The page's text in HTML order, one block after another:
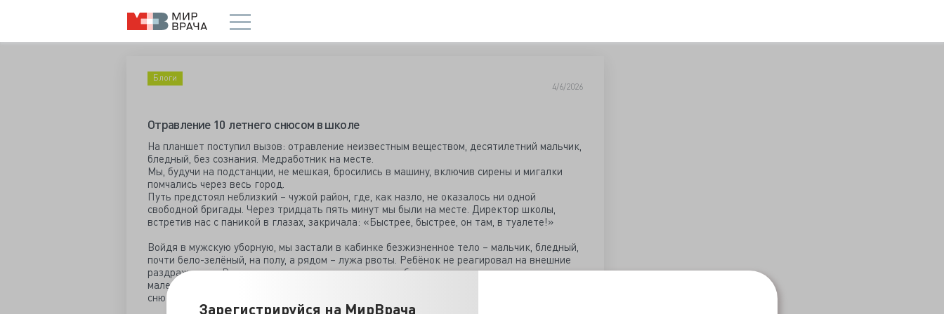
Зарегистрируйся на МирВрача
Блоги
4/6/2026
Отравление 10 летнего снюсом в школе
На планшет поступил вызов: отравление неизвестным веществом, десятилетний мальчик,
бледный, без сознания. Медработник на месте.
Мы, будучи на подстанции, не мешкая, бросились в машину, включив сирены и мигалки
помчались через весь город.
Путь предстоял неблизкий – чужой район, где, как назло, не оказалось ни одной
свободной бригады. Через тридцать пять минут мы были на месте. Директор школы,
встретив нас с паникой в глазах, закричала: «Быстрее, быстрее, он там, в туалете!»
Войдя в мужскую уборную, мы застали в кабинке безжизненное тело – мальчик, бледный,
почти бело-зелёный, на полу, а рядом – лужа рвоты. Ребёнок не реагировал на внешние
раздражители. Реаниматолог, приступив к осмотру, обнаружил под корнем языка два
маленьких, коричневых, пакетика с, казалось бы,очень похожим на никотиносодержащий
снюс.